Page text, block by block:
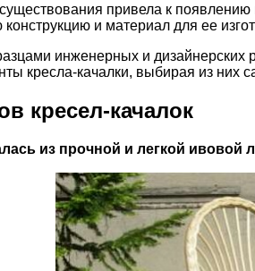
существования привела к
и материал для ее
инженерных и
кресла-качалки, выбирая из них
кресел-качалок
из прочной и легкой ивовой